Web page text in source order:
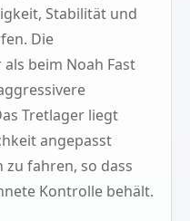
Stabilität und
Die
beim Noah Fast
Tretlager liegt
angepasst
fahren, so dass
Kontrolle behält.